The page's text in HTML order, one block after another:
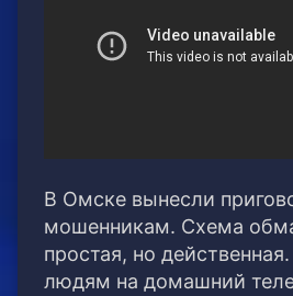
В Омске вынесли
мошенникам. Схема
простая, но
людям на домашний